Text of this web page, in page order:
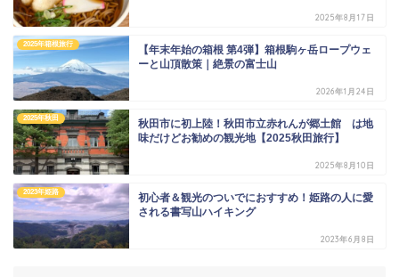
2025年8月17日
2025年箱根旅行
【年末年始の箱根 第4弾】箱根駒ヶ岳ロープウェ
ーと山頂散策｜絶景の富士山
2026年1月24日
2025年秋田
秋田市に初上陸！秋田市立赤れんが郷土館 は地
味だけどお勧めの観光地【2025秋田旅行】
2025年8月10日
2023年姫路
初心者＆観光のついでにおすすめ！姫路の人に愛
される書写山ハイキング
2023年6月8日